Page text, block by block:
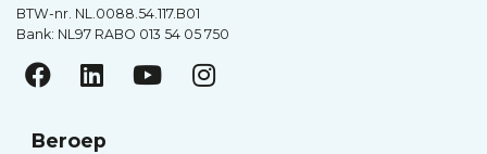
BTW-nr. NL.0088.54.117.B01
Bank: NL97 RABO 013 54 05 750
Beroep